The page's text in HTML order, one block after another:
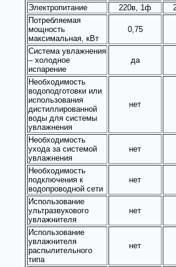
Электропитание 220в, 1ф
Потребляемая
мощность
максимальная, кВт
0,75
Система увлажнения
– холодное
испарение
да
Необходимость
водоподготовки или
использования
дистиллированной
воды для системы
увлажнения
нет
Необходимость
ухода за системой
увлажнения
нет
Необходимость
подключения к
водопроводной сети
нет
Использование
ультразвукового
увлажнителя
нет
Использование
увлажнителя
распылительного
типа
нет